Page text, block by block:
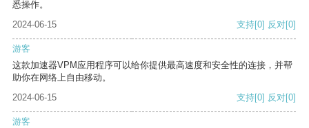
悉操作。
2024-06-15
支持[0] 反对[0]
游客
这款加速器VPM应用程序可以给你提供最高速度和安全性的连接，并帮
助你在网络上自由移动。
2024-06-15
支持[0] 反对[0]
游客